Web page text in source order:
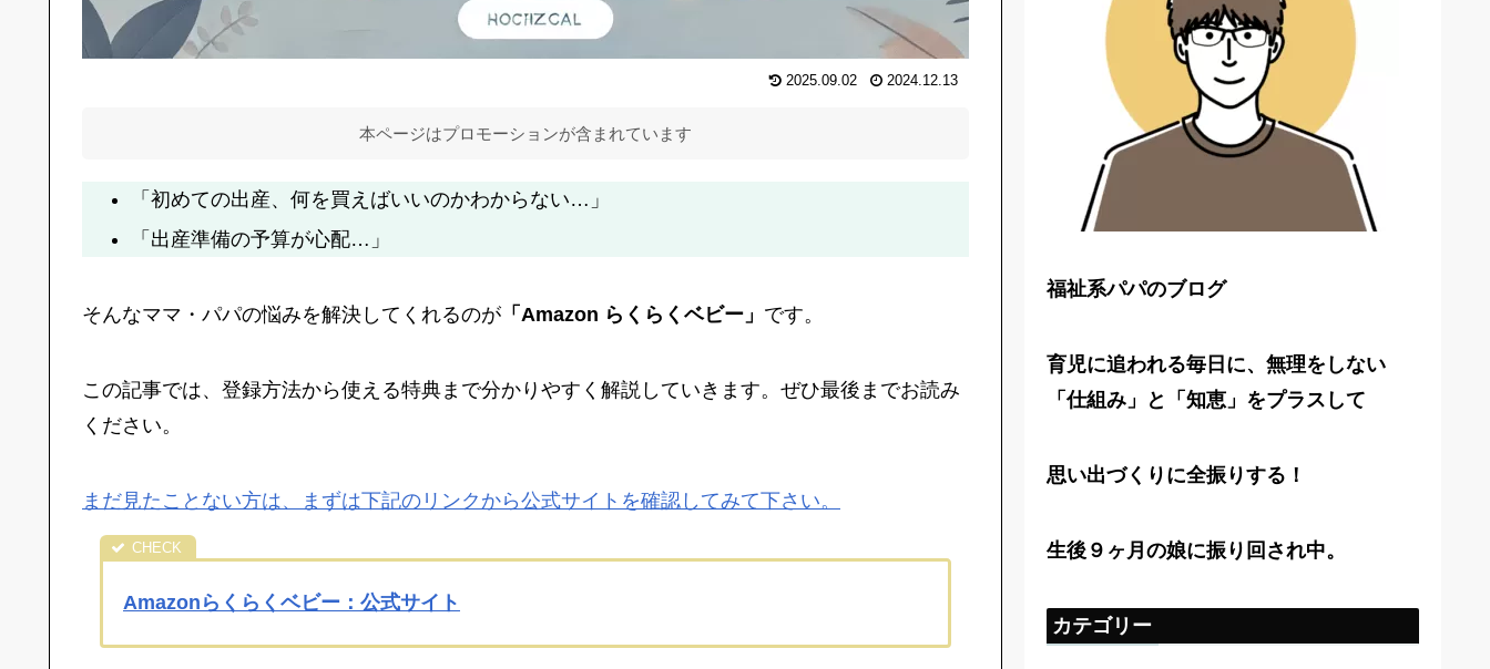
2025.09.02 2024.12.13
本ページはプロモーションが含まれています
「初めての出産、何を買えばいいのかわからない…」
「出産準備の予算が心配…」
そんなママ・パパの悩みを解決してくれるのが 「Amazon らくらくベビー」 です。
この記事では、登録方法から使える特典まで分かりやすく解説していきます。ぜひ最後までお読み
ください。
まだ見たことない方は、まずは下記のリンクから公式サイトを確認してみて下さい。
Amazonらくらくベビー：公式サイト
福祉系パパのブログ
育児に追われる毎日に、無理をしない
「仕組み」と「知恵」をプラスして
思い出づくりに全振りする！
生後９ヶ月の娘に振り回され中。
カテゴリー